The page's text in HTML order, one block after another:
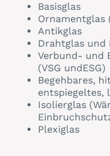
Basisglas
Ornamentglas
Antikglas
Drahtglas und
Verbund- und
(VSG undESG)
Begehbares,
entspiegeltes,
Isolierglas
Plexiglas